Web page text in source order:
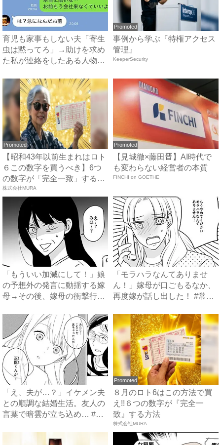
育児も家事もしない夫「寄生
虫は黙ってろ」→助けを求め
た私が連絡をしたある人物と
Promoted
事例から学ぶ『特権アクセス
管理』
KeeperSecurity
Promoted
【昭和43年以前生まれはロト
６この数字を買うべき】6つ
の数字が「完全一致」する
方...
株式会社MURA
Promoted
【見城徹×藤田晋】AI時代で
も変わらない経営者の本質
FINCHI on GOETHE
「もういい加減にして！」娘
の予想外の発言に動揺する嫁
母→その後、嫁母の衝撃行動
「モラハラなんてありませ
ん！」嫁母が口ごもるなか、
再度嫁が話し出した！ #常識
「え、夫が…？」イケメン夫
との順調な結婚生活。友人の
言葉で暗雲が立ち込め… #
Promoted
８月のロト6はこの方法で買
え!!６つの数字が『完全一
致』する方法
株式会社MURA